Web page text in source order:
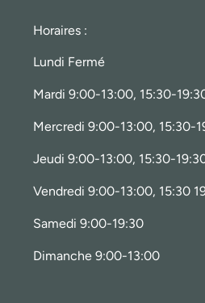
Horaires :
Lundi Fermé
Mardi 9:00-13:00, 15:30-
Mercredi 9:00-13:00, 15:30-
Jeudi 9:00-13:00, 15:30-
Vendredi 9:00-13:00, 15:30
Samedi 9:00-19:30
Dimanche 9:00-13:00